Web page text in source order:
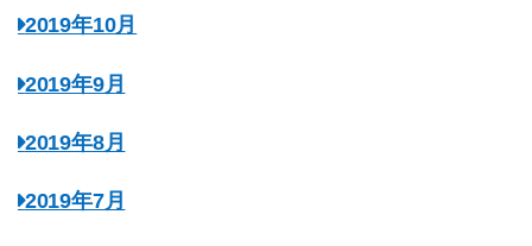
2019年10月
2019年9月
2019年8月
2019年7月